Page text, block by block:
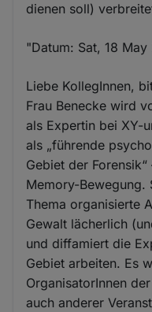
dienen soll)
"Datum: Sat, 18 May
Liebe KollegInnen,
Frau Benecke wird
als Expertin bei XY-
als „führende
Gebiet der
Memory-Bewegung.
Thema organisierte
Gewalt lächerlich
und diffamiert die
Gebiet arbeiten. Es
OrganisatorInnen
auch anderer